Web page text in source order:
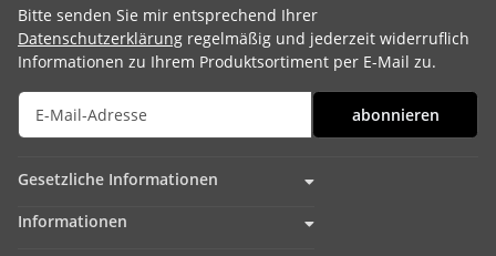
Bitte senden Sie mir entsprechend Ihrer
Datenschutzerklärung regelmäßig und jederzeit widerruflich
Informationen zu Ihrem Produktsortiment per E-Mail zu.
abonnieren
Gesetzliche Informationen
Informationen